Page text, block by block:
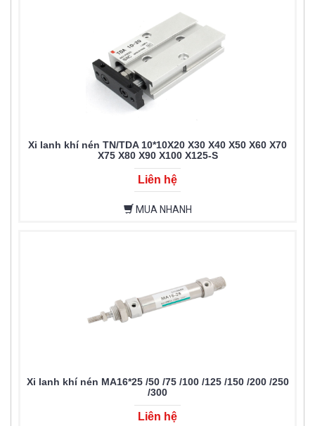
Xi lanh khí nén TN/TDA 10*10X20 X30 X40 X50 X60 X70
X75 X80 X90 X100 X125-S
Liên hệ
MUA NHANH
Xi lanh khí nén MA16*25 /50 /75 /100 /125 /150 /200 /250
/300
Liên hệ